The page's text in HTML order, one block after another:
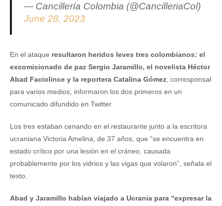
— Cancillería Colombia (@CancilleriaCol)
June 28, 2023
En el ataque resultaron heridos leves tres colombianos: el
excomisionado de paz Sergio Jaramillo, el novelista Héctor
Abad Faciolince y la reportera Catalina Gómez , corresponsal
para varios medios, informaron los dos primeros en un
comunicado difundido en Twitter.
Los tres estaban cenando en el restaurante junto a la escritora
ucraniana Victoria Amelina, de 37 años, que “se encuentra en
estado crítico por una lesión en el cráneo, causada
probablemente por los vidrios y las vigas que volaron”, señala el
texto.
Abad y Jaramillo habían viajado a Ucrania para “expresar la